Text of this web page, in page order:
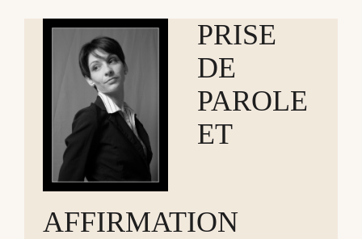
PRISE
DE
PAROLE
ET
AFFIRMATION